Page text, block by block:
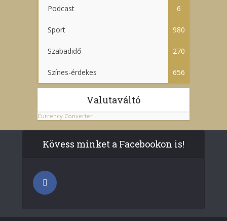
Podcast 6
Sport 980
Szabadidő 270
Színes-érdekes 656
Valutaváltó
Currency Converter
Kövess minket a Facebookon is!